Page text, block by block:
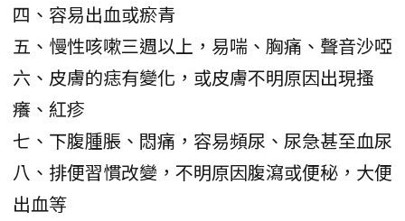
四、容易出血或瘀青
五、慢性咳嗽三週以上，易喘、胸痛、聲音沙啞
六、皮膚的痣有變化，或皮膚不明原因出現搔
癢、紅疹
七、下腹腫脹、悶痛，容易頻尿、尿急甚至血尿
八、排便習慣改變，不明原因腹瀉或便秘，大便
出血等